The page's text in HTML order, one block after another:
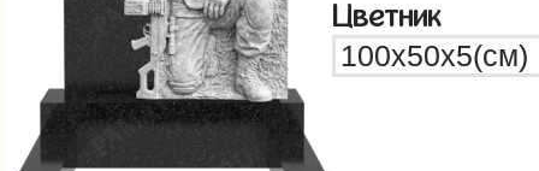
Цветник